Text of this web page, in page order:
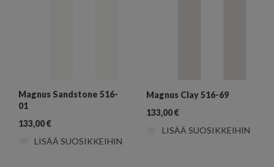
Magnus Sandstone 516-
01
133,00€
LISÄÄ SUOSIKKEIHIN
Magnus Clay 516-69
133,00€
LISÄÄ SUOSIKKEIHIN